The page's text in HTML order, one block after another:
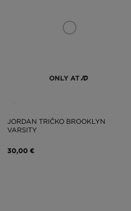
ONLY AT
JORDAN TRIČKO BROOKLYN
VARSITY
30,00 €